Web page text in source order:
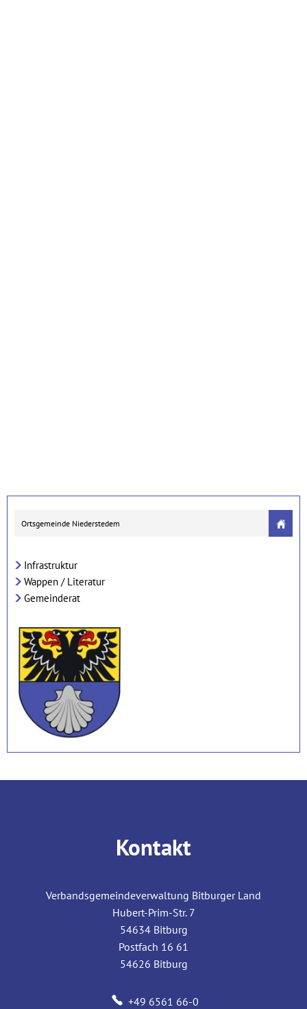
Ortsgemeinde Niederstedem
Infrastruktur
Wappen / Literatur
Gemeinderat
Kontakt
Verbandsgemeindeverwaltung Bitburger Land
Hubert-Prim-Str. 7
54634 Bitburg
Postfach 16 61
54626 Bitburg
+49 6561 66-0